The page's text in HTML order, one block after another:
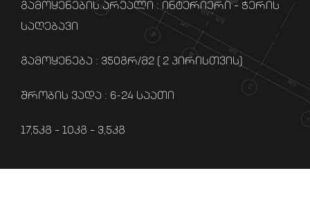
გამოყენების არეალი : ინტერიერი – ჭერის
საღებავი
გამოყენება : 350გრ/მ2 ( 2 პირისთვის)
შრობის ვადა : 6-24 საათი
17,5კგ – 10კგ – 3,5კგ